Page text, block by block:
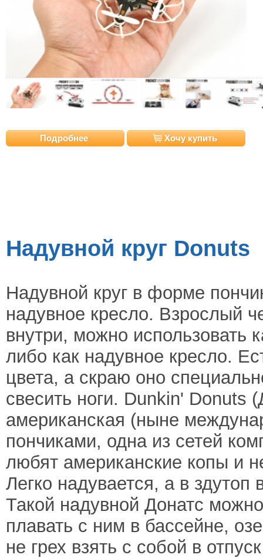
Подробнее Хочу купить
Надувной круг Donuts
Надувной круг в форме
надувное кресло. Взрослый
внутри, можно использовать
либо как надувное кресло.
цвета, а скраю оно
свесить ноги. Dunkin' Donuts
американская (ныне
пончиками, одна из сетей
любят американские копы и
Легко надувается, а в
Такой надувной Донатс
плавать с ним в бассейне,
не грех взять с собой в